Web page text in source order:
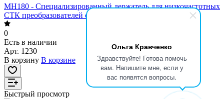
Ольга Кравченко
Здравствуйте! Готова помочь
вам. Напишите мне, если у
вас появятся вопросы.
MH180 - Специализированный держатель для низкочастотных
СТК преобразователей серии S18
0
Есть в наличии
Арт. 1230
В корзину В корзине
Быстрый просмотр